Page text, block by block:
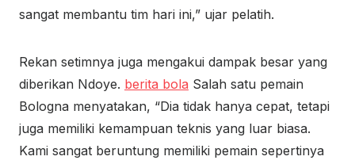
sangat membantu tim hari ini,” ujar pelatih.
Rekan setimnya juga mengakui dampak besar yang
diberikan Ndoye. berita bola Salah satu pemain
Bologna menyatakan, “Dia tidak hanya cepat, tetapi
juga memiliki kemampuan teknis yang luar biasa.
Kami sangat beruntung memiliki pemain sepertinya